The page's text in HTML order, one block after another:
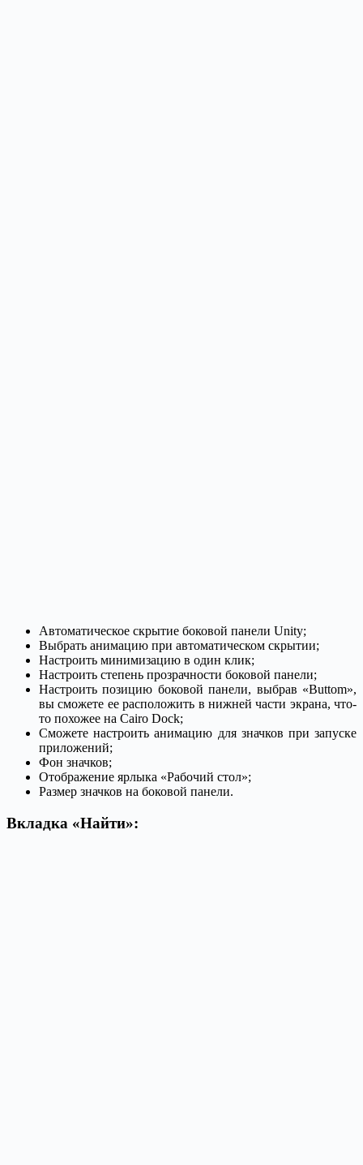
Автоматическое скрытие боковой панели Unity;
Выбрать анимацию при автоматическом скрытии;
Настроить минимизацию в один клик;
Настроить степень прозрачности боковой панели;
Настроить позицию боковой панели, выбрав «Buttom»,
вы сможете ее расположить в нижней части экрана, что-
то похожее на Cairo Dock;
Сможете настроить анимацию для значков при запуске
приложений;
Фон значков;
Отображение ярлыка «Рабочий стол»;
Размер значков на боковой панели.
Вкладка «Найти»: